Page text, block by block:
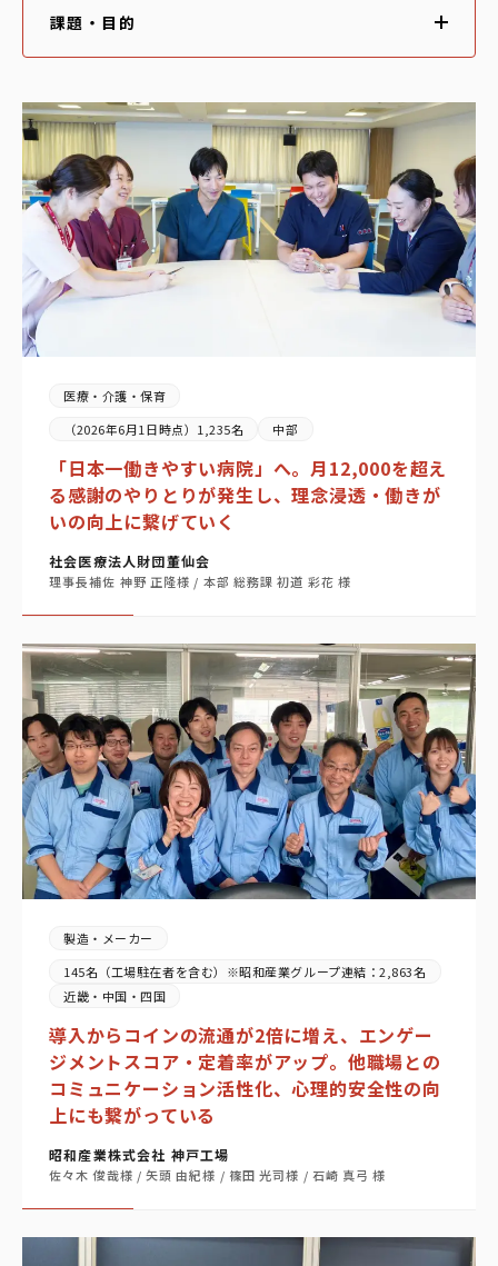
課題・目的
医療・介護・保育
（2026年6月1日時点）1,235名
中部
「日本一働きやすい病院」へ。月12,000を超え
る感謝のやりとりが発生し、理念浸透・働きが
いの向上に繋げていく
社会医療法人財団董仙会
理事長補佐 神野 正隆様 / 本部 総務課 初道 彩花 様
製造・メーカー
145名（工場駐在者を含む）※昭和産業グループ連結：2,863名
近畿・中国・四国
導入からコインの流通が2倍に増え、エンゲー
ジメントスコア・定着率がアップ。他職場との
コミュニケーション活性化、心理的安全性の向
上にも繋がっている
昭和産業株式会社 神戸工場
佐々木 俊哉様 / 矢頭 由紀様 / 篠田 光司様 / 石崎 真弓 様